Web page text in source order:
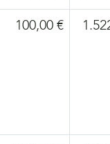
100,00 €